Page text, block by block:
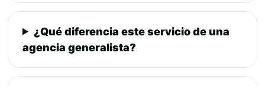
¿Qué diferencia este servicio de una
agencia generalista?